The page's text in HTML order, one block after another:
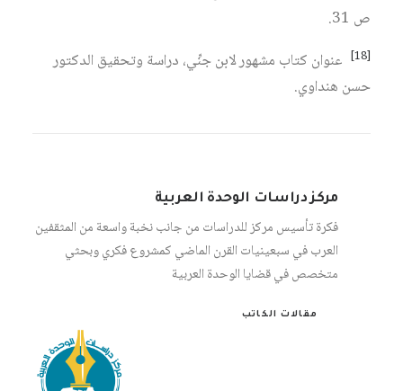
ص 31.
[18]
عنوان كتاب مشهور لابن جنِّي، دراسة وتحقيق الدكتور
حسن هنداوي.
مركز دراسات الوحدة العربية
فكرة تأسيس مركز للدراسات من جانب نخبة واسعة من المثقفين
العرب في سبعينيات القرن الماضي كمشروع فكري وبحثي
متخصص في قضايا الوحدة العربية
مقالات الكاتب